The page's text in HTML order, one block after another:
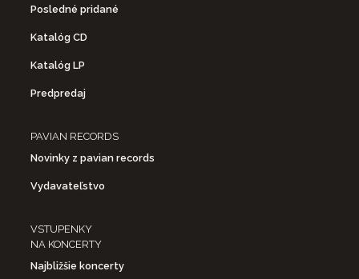
Posledné pridané
Katalóg CD
Katalóg LP
Predpredaj
PAVIAN RECORDS
Novinky z pavian records
Vydavateľstvo
VSTUPENKY
NA KONCERTY
Najbližšie koncerty